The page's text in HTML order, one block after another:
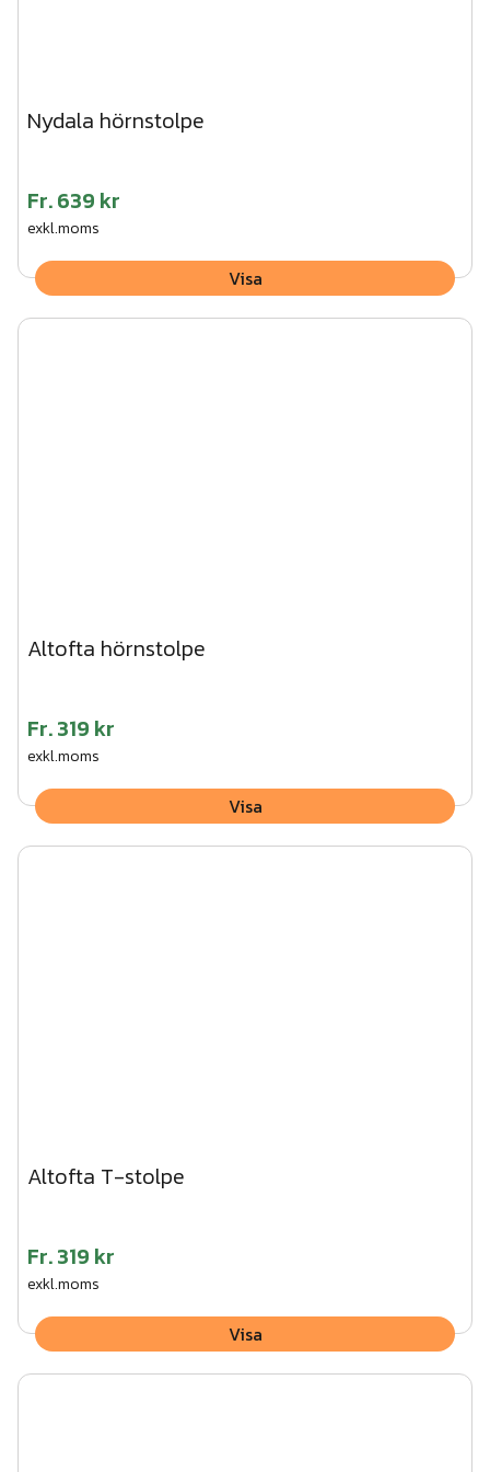
Nydala hörnstolpe
Fr.639 kr
exkl.moms
Visa
Altofta hörnstolpe
Fr.319 kr
exkl.moms
Visa
Altofta T-stolpe
Fr.319 kr
exkl.moms
Visa